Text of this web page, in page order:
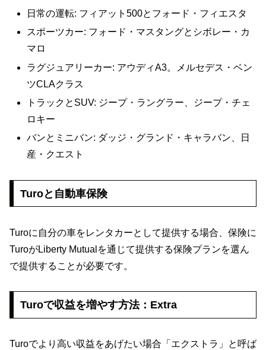
日常の運転: フィアット500とフォード・フィエスタ
スポーツカー: フォード・マスタングとシボレー・カ
マロ
ラグジュアリーカー: アウディA3。メルセデス・ベン
ツCLAクラス
トラックとSUV: ジープ・ラングラー、ジープ・チェ
ロキー
バンとミニバン: ダッジ・グランド・キャラバン、日
産・クエスト
Turoと自動車保険
Turoに自分の車をレンタカーとして提供する場合、保険に
TuroがLiberty Mutualを通じて提供する保険プランを選ん
で提供することが必要です。
Turoで収益を増やす方法：Extra
Turoでより高い収益をあげたい場合「エクストラ」と呼ば